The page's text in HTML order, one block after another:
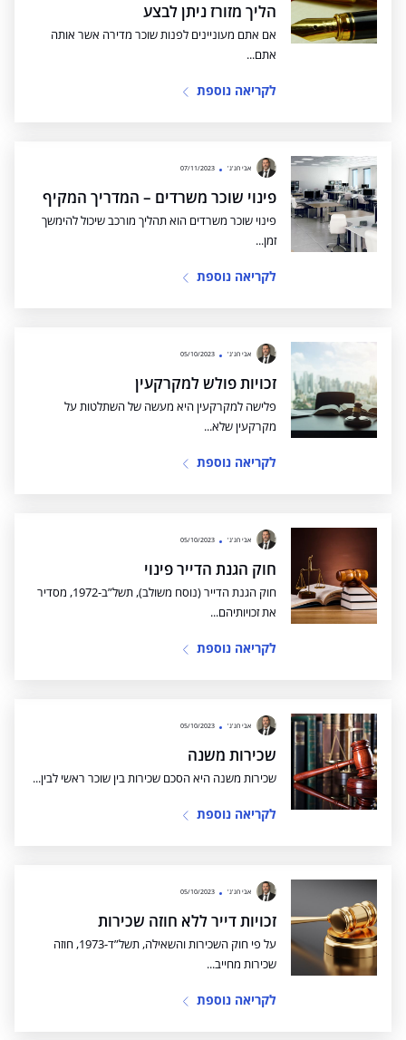
הליך מזורז ניתן לבצע
אם אתם מעוניינים לפנות שוכר מדירה אשר אותה
אתם...
לקריאה נוספת
אבי חג'ג' 07/11/2023
פינוי שוכר משרדים – המדריך המקיף
פינוי שוכר משרדים הוא תהליך מורכב שיכול להימשך
זמן...
לקריאה נוספת
אבי חג'ג' 05/10/2023
זכויות פולש למקרקעין
פלישה למקרקעין היא מעשה של השתלטות על
מקרקעין שלא...
לקריאה נוספת
אבי חג'ג' 05/10/2023
חוק הגנת הדייר פינוי
חוק הגנת הדייר (נוסח משולב), תשל”ב-1972, מסדיר
את זכויותיהם...
לקריאה נוספת
אבי חג'ג' 05/10/2023
שכירות משנה
שכירות משנה היא הסכם שכירות בין שוכר ראשי לבין...
לקריאה נוספת
אבי חג'ג' 05/10/2023
זכויות דייר ללא חוזה שכירות
על פי חוק השכירות והשאילה, תשל”ד-1973, חוזה
שכירות מחייב...
לקריאה נוספת